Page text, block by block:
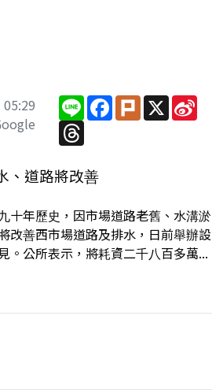
Line Facebook
PlurkX
Threads
、道路將改善
十年歷史，因市場道路老舊、水溝淤
改善西市場道路及排水，日前舉辦設
。公所表示，將耗資二千八百多萬...